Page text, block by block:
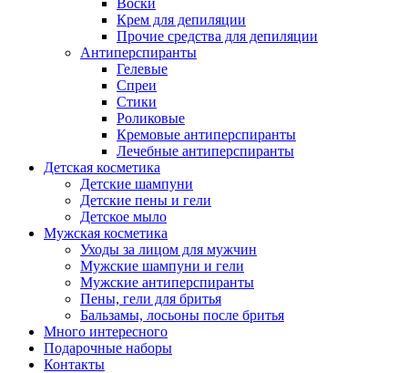
Крем для депиляции
Прочие средства для депиляции
Антиперспиранты
Гелевые
Спреи
Стики
Роликовые
Кремовые антиперспиранты
Лечебные антиперспиранты
Детская косметика
Детские шампуни
Детские пены и гели
Детское мыло
Мужская косметика
Уходы за лицом для мужчин
Мужские шампуни и гели
Мужские антиперспиранты
Пены, гели для бритья
Бальзамы, лосьоны после бритья
Много интересного
Подарочные наборы
Контакты